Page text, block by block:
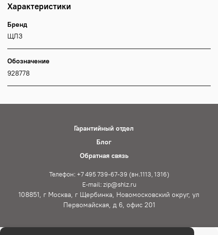
Характеристики
Бренд
ЩЛЗ
Обозначение
928778
Гарантийный отдел
Блог
Обратная связь
Телефон: +7 495 739-67-39 (вн.1113, 1316)
E-mail: zip@shlz.ru
108851, г Москва, г Щербинка, Новомосковский округ, ул
Первомайская, д 6, офис 201